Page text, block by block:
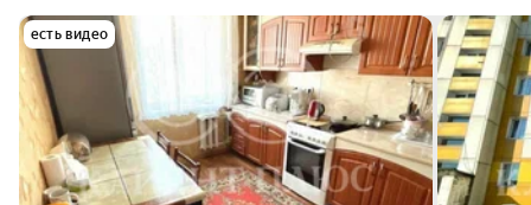
есть видео